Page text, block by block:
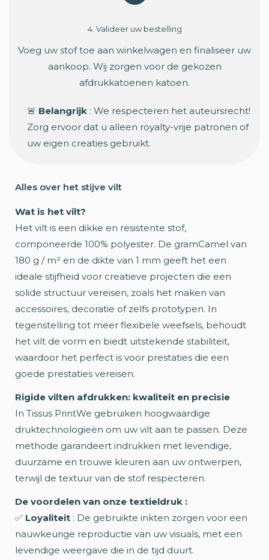
4. Valideer uw bestelling
Voeg uw stof toe aan winkelwagen en finaliseer uw
aankoop. Wij zorgen voor de gekozen
afdrukkatoenen katoen.
🚨 Belangrijk : We respecteren het auteursrecht!
Zorg ervoor dat u alleen royalty-vrije patronen of
uw eigen creaties gebruikt.
Alles over het stijve vilt
Wat is het vilt?
Het vilt is een dikke en resistente stof,
componeerde 100% polyester. De gramCamel van
180 g / m² en de dikte van 1 mm geeft het een
ideale stijfheid voor creatieve projecten die een
solide structuur vereisen, zoals het maken van
accessoires, decoratie of zelfs prototypen. In
tegenstelling tot meer flexibele weefsels, behoudt
het vilt de vorm en biedt uitstekende stabiliteit,
waardoor het perfect is voor prestaties die een
goede prestaties vereisen.
Rigide vilten afdrukken: kwaliteit en precisie
In Tissus PrintWe gebruiken hoogwaardige
druktechnologieën om uw vilt aan te passen. Deze
methode garandeert indrukken met levendige,
duurzame en trouwe kleuren aan uw ontwerpen,
terwijl de textuur van de stof respecteren.
De voordelen van onze textieldruk :
✅ Loyaliteit : De gebruikte inkten zorgen voor een
nauwkeurige reproductie van uw visuals, met een
levendige weergave die in de tijd duurt.